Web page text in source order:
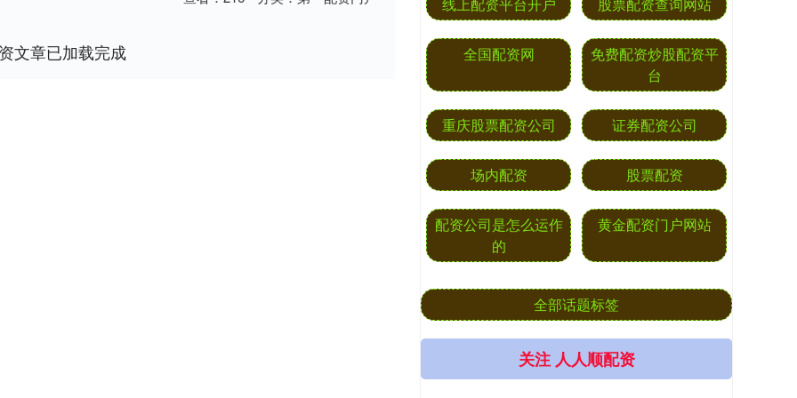
文章已加载完成 全国配资网
免费配资炒股配资平
台
重庆股票配资公司 证券配资公司
场内配资 股票配资
配资公司是怎么运作
的
黄金配资门户网站
全部话题标签
关注 人人顺配资